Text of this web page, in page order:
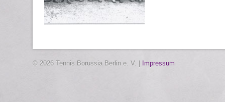
© 2026 Tennis Borussia Berlin e. V. | Impressum